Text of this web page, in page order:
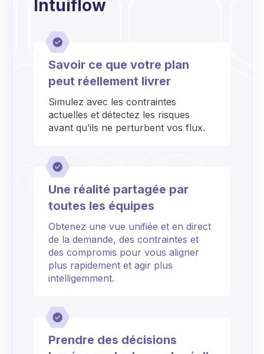
Intuiflow
Savoir ce que votre plan
peut réellement livrer
Simulez avec les contraintes
actuelles et détectez les risques
avant qu’ils ne perturbent vos flux.
Une réalité partagée par
toutes les équipes
Obtenez une vue unifiée et en direct
de la demande, des contraintes et
des compromis pour vous aligner
plus rapidement et agir plus
intelligemment.
Prendre des décisions